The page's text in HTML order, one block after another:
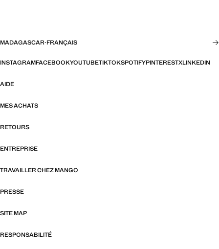
MADAGASCAR·FRANÇAIS
INSTAGRAMFACEBOOKYOUTUBETIKTOKSPOTIFYPINTERESTXLINKEDIN
AIDE
MES ACHATS
RETOURS
ENTREPRISE
TRAVAILLER CHEZ MANGO
PRESSE
SITE MAP
RESPONSABILITÉ